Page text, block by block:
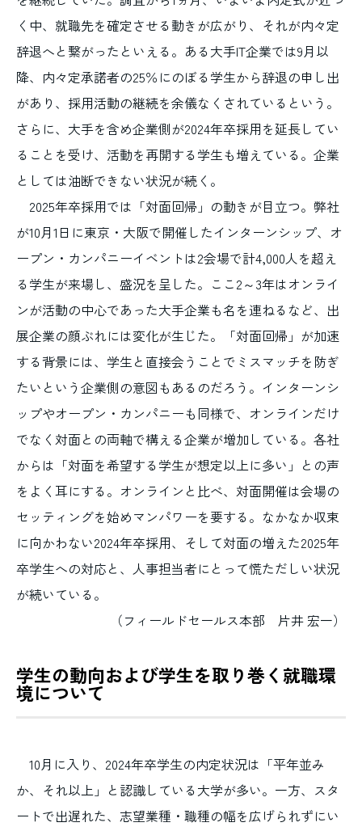
く中、就職先を確定させる動きが広がり、それが内々定
辞退へと繋がったといえる。ある大手IT企業では9月以
降、内々定承諾者の25％にのぼる学生から辞退の申し出
があり、採用活動の継続を余儀なくされているという。
さらに、大手を含め企業側が2024年卒採用を延長してい
ることを受け、活動を再開する学生も増えている。企業
としては油断できない状況が続く。
2025年卒採用では「対面回帰」の動きが目立つ。弊社
が10月1日に東京・大阪で開催したインターンシップ、オ
ープン・カンパニーイベントは2会場で計4,000人を超え
る学生が来場し、盛況を呈した。ここ2～3年はオンライ
ンが活動の中心であった大手企業も名を連ねるなど、出
展企業の顔ぶれには変化が生じた。「対面回帰」が加速
する背景には、学生と直接会うことでミスマッチを防ぎ
たいという企業側の意図もあるのだろう。インターンシ
ップやオープン・カンパニーも同様で、オンラインだけ
でなく対面との両軸で構える企業が増加している。各社
からは「対面を希望する学生が想定以上に多い」との声
をよく耳にする。オンラインと比べ、対面開催は会場の
セッティングを始めマンパワーを要する。なかなか収束
に向かわない2024年卒採用、そして対面の増えた2025年
卒学生への対応と、人事担当者にとって慌ただしい状況
が続いている。
（フィールドセールス本部 片井 宏一）
学生の動向および学生を取り巻く就職環
境について
10月に入り、2024年卒学生の内定状況は「平年並み
か、それ以上」と認識している大学が多い。一方、スタ
ートで出遅れた、志望業種・職種の幅を広げられずにい